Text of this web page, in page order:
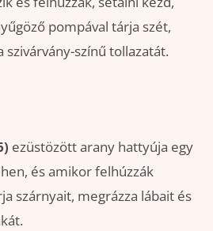
pompával tárja szét,
szivárvány-színű tollazatát.
ezüstözött arany hattyúja egy
és amikor felhúzzák
szárnyait, megrázza lábait és